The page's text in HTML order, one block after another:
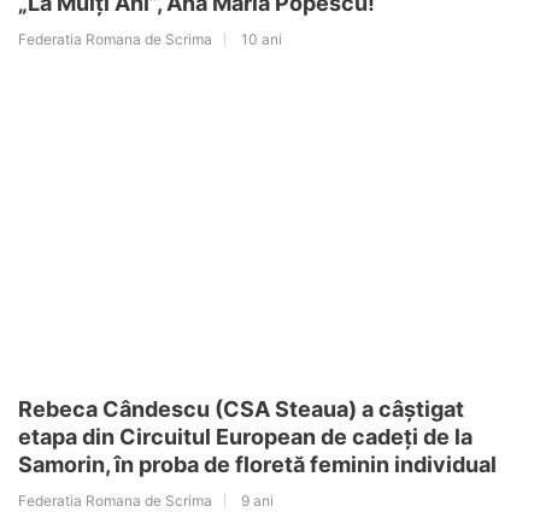
Federatia Romana de Scrima 10 ani
Rebeca Cândescu (CSA Steaua) a câștigat
etapa din Circuitul European de cadeți de la
Samorin, în proba de floretă feminin individual
Federatia Romana de Scrima 9 ani